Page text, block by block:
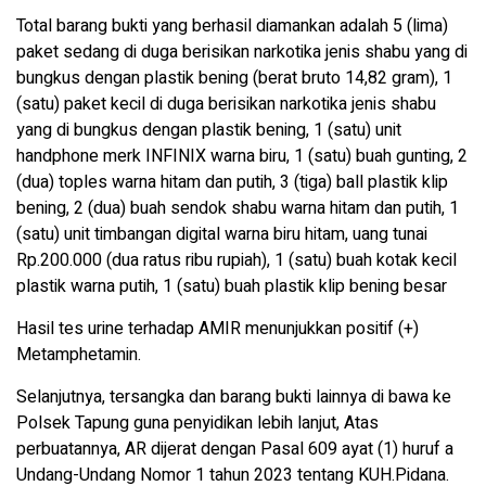
Total barang bukti yang berhasil diamankan adalah 5 (lima)
paket sedang di duga berisikan narkotika jenis shabu yang di
bungkus dengan plastik bening (berat bruto 14,82 gram), 1
(satu) paket kecil di duga berisikan narkotika jenis shabu
yang di bungkus dengan plastik bening, 1 (satu) unit
handphone merk INFINIX warna biru, 1 (satu) buah gunting, 2
(dua) toples warna hitam dan putih, 3 (tiga) ball plastik klip
bening, 2 (dua) buah sendok shabu warna hitam dan putih, 1
(satu) unit timbangan digital warna biru hitam, uang tunai
Rp.200.000 (dua ratus ribu rupiah), 1 (satu) buah kotak kecil
plastik warna putih, 1 (satu) buah plastik klip bening besar
Hasil tes urine terhadap AMIR menunjukkan positif (+)
Metamphetamin.
Selanjutnya, tersangka dan barang bukti lainnya di bawa ke
Polsek Tapung guna penyidikan lebih lanjut, Atas
perbuatannya, AR dijerat dengan Pasal 609 ayat (1) huruf a
Undang-Undang Nomor 1 tahun 2023 tentang KUH.Pidana.